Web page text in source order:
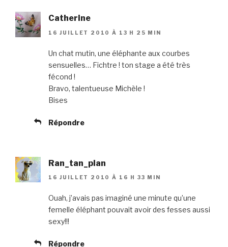
Catherine
16 JUILLET 2010 À 13 H 25 MIN
Un chat mutin, une éléphante aux courbes
sensuelles… Fichtre ! ton stage a été très
fécond !
Bravo, talentueuse Michèle !
Bises
Répondre
Ran_tan_plan
16 JUILLET 2010 À 16 H 33 MIN
Ouah, j’avais pas imaginé une minute qu’une
femelle éléphant pouvait avoir des fesses aussi
sexy!!!
Répondre